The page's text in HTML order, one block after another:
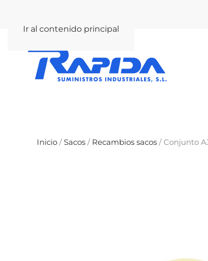
Ir al contenido principal
Inicio /Sacos / Recambios sacos / Conjunto